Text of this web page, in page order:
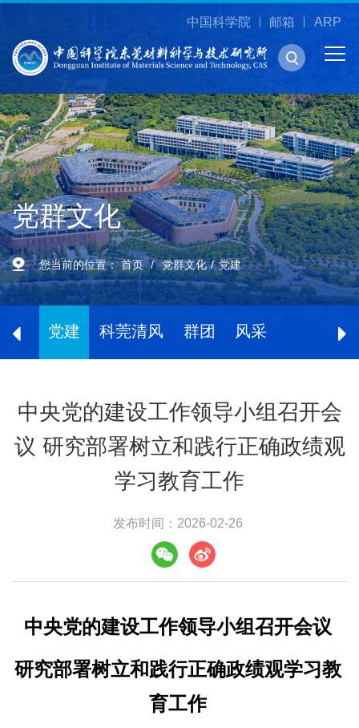
中国科学院 邮箱 ARP
党群文化
您当前的位置：首页 党群文化 党建
党建 科莞清风 群团 风采
中央党的建设工作领导小组召开会
议 研究部署树立和践行正确政绩观
学习教育工作
发布时间：2026-02-26
中央党的建设工作领导小组召开会议
研究部署树立和践行正确政绩观学习教
育工作